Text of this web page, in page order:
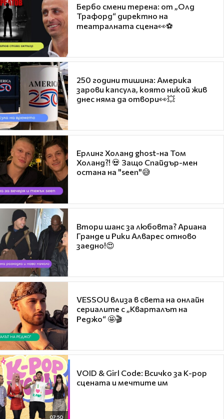
Бербо смени терена: от „Олд
Трафорд“ директно на
театралната сцена👀⚽
250 години тишина: Америка
зарови капсула, която никой жив
днес няма да отвори👀💥
Ерлинг Холанд ghost-на Том
Холанд?! 💀 Защо Спайдър-мен
остана на "seen"😅
Втори шанс за любовта? Ариана
Гранде и Рики Алварес отново
заедно!😍
VESSOU влиза в света на онлайн
сериалите с „Кварталът на
Реджо“ 🤩🎬
07:50
VOID & Girl Code: Всичко за K-pop
сцената и мечтите им